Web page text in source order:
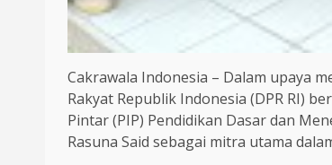
Cakrawala Indonesia – Dalam upaya
Rakyat Republik Indonesia (DPR RI)
Pintar (PIP) Pendidikan Dasar dan
Rasuna Said sebagai mitra utama